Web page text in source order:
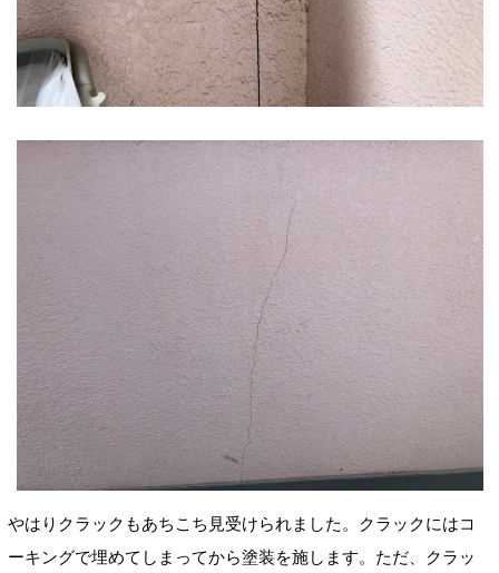
やはりクラックもあちこち見受けられました。クラックにはコ
ーキングで埋めてしまってから塗装を施します。ただ、クラッ